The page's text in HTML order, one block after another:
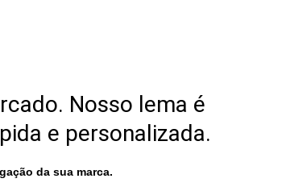
Nosso lema é
e personalizada.
da sua marca.